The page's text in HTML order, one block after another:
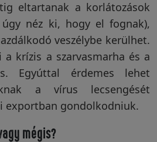
eltartanak a korlátozások
néz ki, hogy el fognak),
veszélybe kerülhet.
krízis a szarvasmarha és a
Egyúttal érdemes lehet
a vírus lecsengését
exportban gondolkodniuk.
mégis?